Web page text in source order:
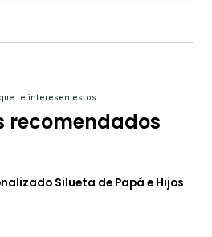
te interesen estos
recomendados
Silueta de Papá e Hijos